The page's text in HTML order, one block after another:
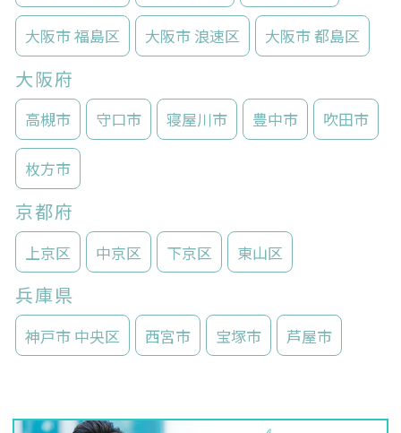
大阪市 福島区 大阪市 浪速区 大阪市 都島区
大阪府
高槻市 守口市 寝屋川市 豊中市 吹田市
枚方市
京都府
上京区 中京区 下京区 東山区
兵庫県
神戸市 中央区 西宮市 宝塚市 芦屋市